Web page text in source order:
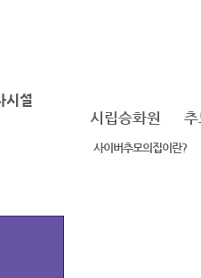
시설
시립승화원 추
사이버추모의집이란?